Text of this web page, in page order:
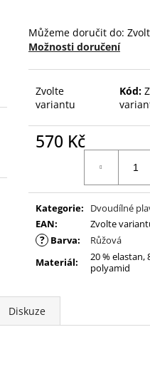
Můžeme doručit do:
Možnosti doručení
Zvolte
variantu
Kód:
570 Kč
Kategorie:
Dvoudílné
EAN: Zvolte
? Barva:
Růžová
Materiál:
20 % elastan,
polyamid
Diskuze